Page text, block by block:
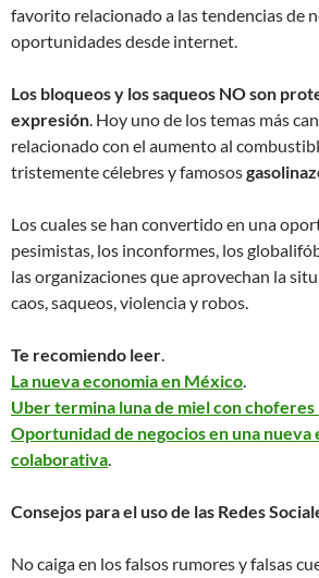
favorito relacionado a las tendencias de
oportunidades desde internet.
Los bloqueos y los saqueos NO son
expresión. Hoy uno de los temas más
relacionado con el aumento al
tristemente célebres y famosos
Los cuales se han convertido en una
pesimistas, los inconformes, los
las organizaciones que aprovechan la
caos, saqueos, violencia y robos.
Te recomiendo leer.
La nueva economia en México.
Uber termina luna de miel con
Oportunidad de negocios en una nueva
colaborativa.
Consejos para el uso de las Redes
No caiga en los falsos rumores y falsas